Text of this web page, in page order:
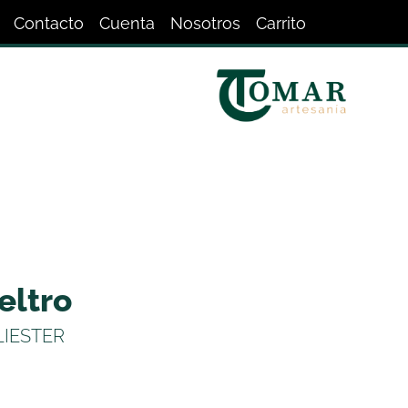
Contacto Cuenta Nosotros Carrito